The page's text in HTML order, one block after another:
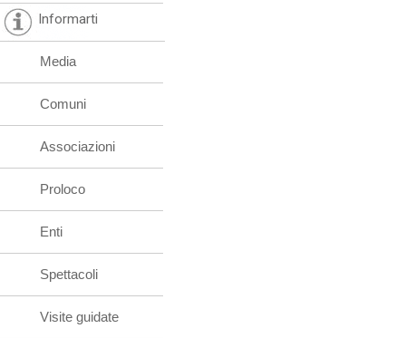
Informarti
Media
Comuni
Associazioni
Proloco
Enti
Spettacoli
Visite guidate